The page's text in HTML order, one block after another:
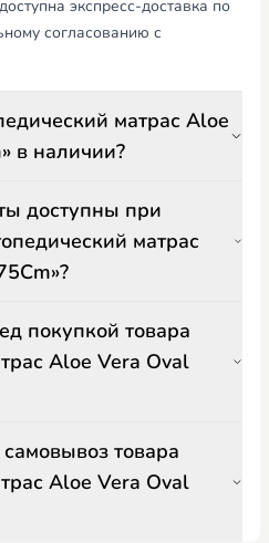
экспресс-доставка по
согласованию с
матрас Aloe
в наличии?
доступны при
матрас
покупкой товара
Aloe Vera Oval
товара
Aloe Vera Oval